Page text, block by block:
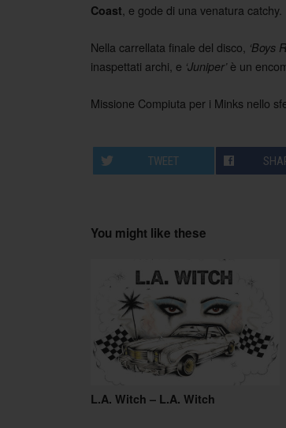
Coast , e gode di una venatura catchy.
Nella carrellata finale del disco, ‘Boys
inaspettati archi, e ‘Juniper’ è un
Missione Compiuta per i Minks nello
TWEET
You might like these
L.A. Witch – L.A. Witch